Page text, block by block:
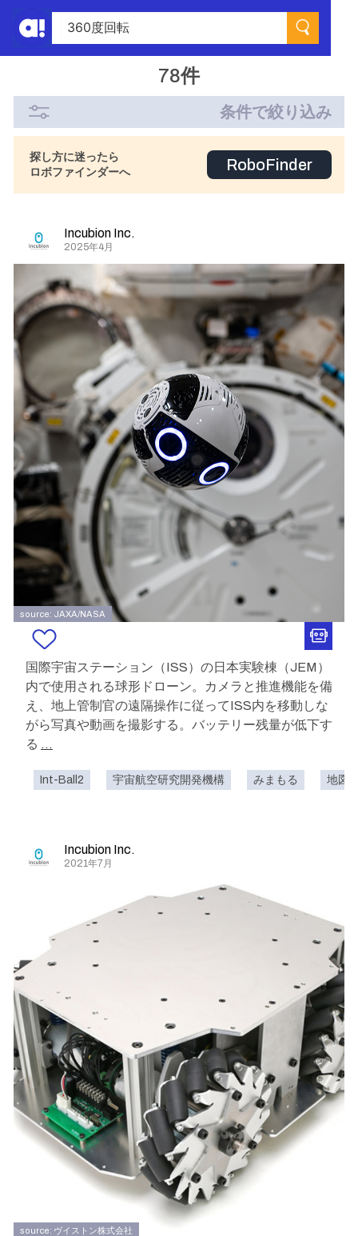
78件
条件で絞り込み
探し方に迷ったら
ロボファインダーへ
RoboFinder
Incubion Inc.
2025年4月
source: JAXA/NASA
国際宇宙ステーション（ISS）の日本実験棟（JEM）
内で使用される球形ドローン。カメラと推進機能を備
え、地上管制官の遠隔操作に従ってISS内を移動しな
がら写真や動画を撮影する。バッテリー残量が低下す
る ...
Int-Ball2 宇宙航空研究開発機構 みまもる 地図
Incubion Inc.
2021年7月
source: ヴイストン株式会社